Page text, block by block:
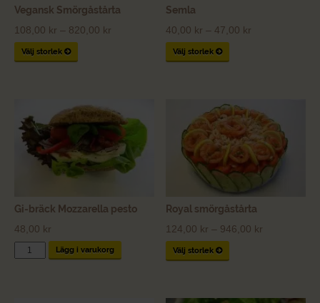
Vegansk Smörgåstårta
108,00 kr – 820,00 kr
Välj storlek
Semla
40,00 kr – 47,00 kr
Välj storlek
Gi-bräck Mozzarella pesto
48,00 kr
bräck
Lägg i varukorg
Royal smörgåstårta
124,00 kr – 946,00 kr
Välj storlek